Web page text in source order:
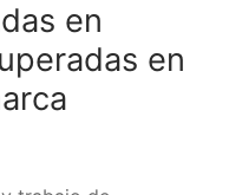
en
en